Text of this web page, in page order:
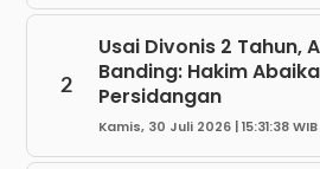
2
Usai Divonis 2 Tahun,
Banding: Hakim
Persidangan
Kamis, 30 Juli 2026 | 15:31:38 WIB